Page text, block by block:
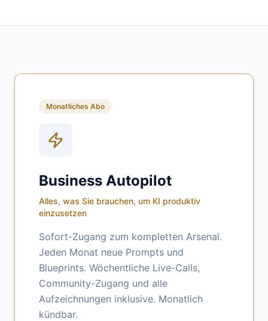
Monatliches Abo
Business Autopilot
Alles, was Sie brauchen, um KI produktiv
einzusetzen
Sofort-Zugang zum kompletten Arsenal.
Jeden Monat neue Prompts und
Blueprints. Wöchentliche Live-Calls,
Community-Zugang und alle
Aufzeichnungen inklusive. Monatlich
kündbar.